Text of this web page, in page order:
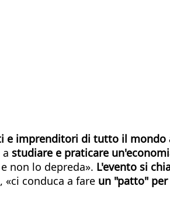
e imprenditori di tutto il
studiare e praticare
non lo depreda». L'evento si
«ci conduca a fare un "patto"